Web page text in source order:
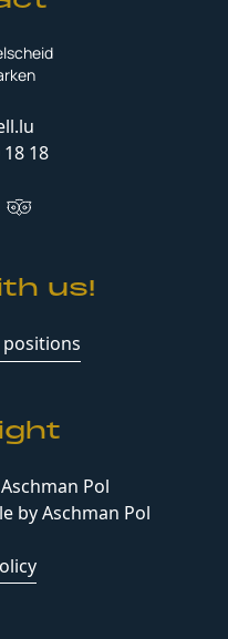
18
us!
Pol
by Aschman Pol